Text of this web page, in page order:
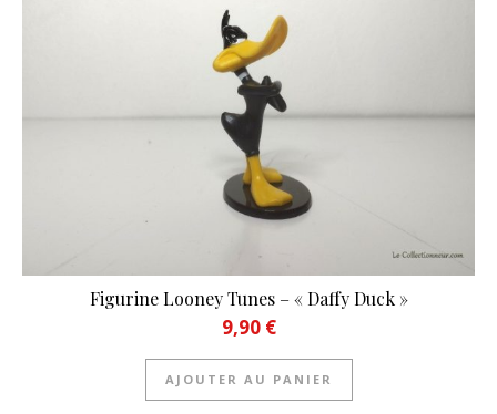
Figurine Looney Tunes – « Daffy Duck »
9,90 €
AJOUTER AU PANIER